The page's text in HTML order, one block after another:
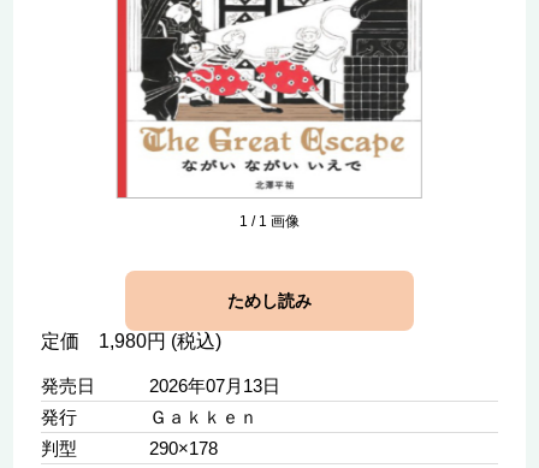
1 / 1 画像
ためし読み
定価 1,980円 (税込)
発売日
2026年07月13日
発行
Ｇａｋｋｅｎ
判型
290×178